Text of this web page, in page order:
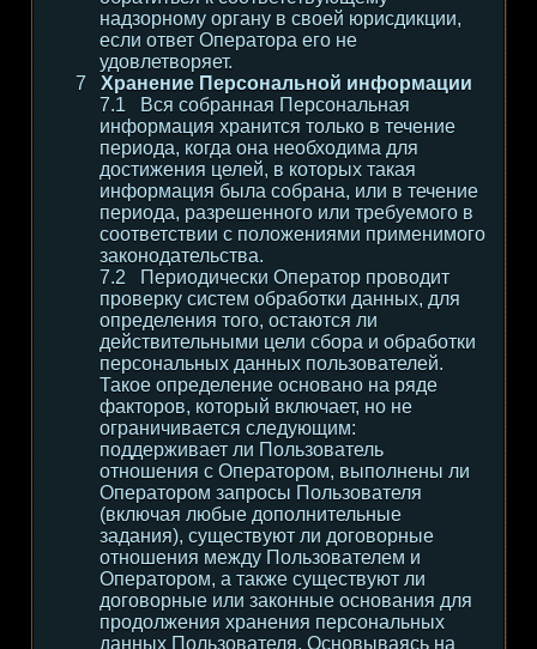
надзорному органу в своей юрисдикции,
если ответ Оператора его не
удовлетворяет.
Хранение Персональной информации
Вся собранная Персональная
информация хранится только в течение
периода, когда она необходима для
достижения целей, в которых такая
информация была собрана, или в течение
периода, разрешенного или требуемого в
соответствии с положениями применимого
законодательства.
Периодически Оператор проводит
проверку систем обработки данных, для
определения того, остаются ли
действительными цели сбора и обработки
персональных данных пользователей.
Такое определение основано на ряде
факторов, который включает, но не
ограничивается следующим:
поддерживает ли Пользователь
отношения с Оператором, выполнены ли
Оператором запросы Пользователя
(включая любые дополнительные
задания), существуют ли договорные
отношения между Пользователем и
Оператором, а также существуют ли
договорные или законные основания для
продолжения хранения персональных
данных Пользователя. Основываясь на